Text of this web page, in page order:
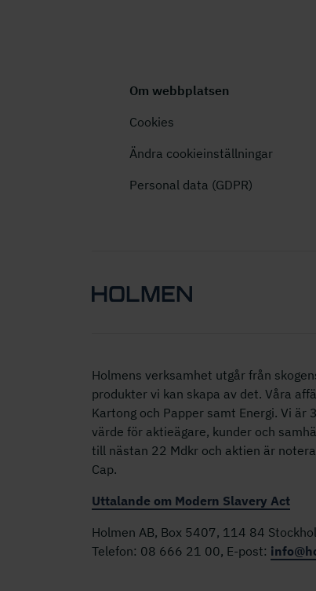
Om webbplatsen
Cookies
Ändra cookieinställningar
Personal data (GDPR)
Holmens verksamhet utgår från
produkter vi kan skapa av det. Våra
Kartong och Papper samt Energi. Vi
värde för aktieägare, kunder och
till nästan 22 Mdkr och aktien är
Cap.
Uttalande om Modern Slavery Act
Holmen AB, Box 5407, 114 84
Telefon: 08 666 21 00, E-post: